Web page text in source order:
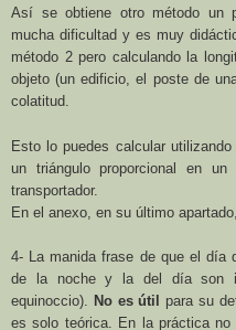
Así se obtiene otro método un
mucha dificultad y es muy
método 2 pero calculando la
objeto (un edificio, el poste de
colatitud.
Esto lo puedes calcular
un triángulo proporcional en
transportador.
En el anexo, en su último
4- La manida frase de que el día
de la noche y la del día son
equinoccio).
No es útil
para su
es solo teórica. En la práctica